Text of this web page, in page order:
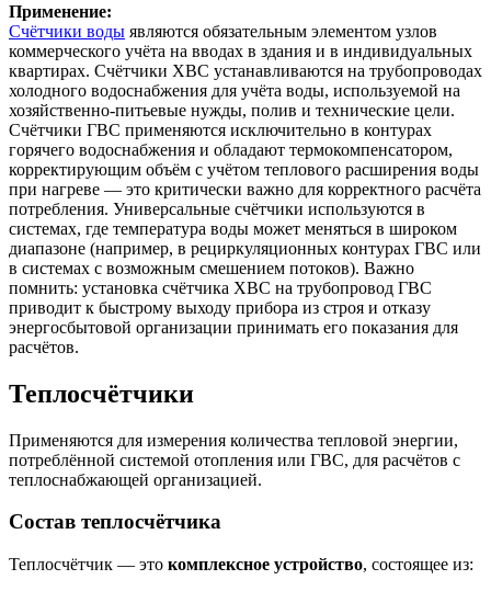
Применение:
Счётчики воды являются обязательным элементом узлов
коммерческого учёта на вводах в здания и в индивидуальных
квартирах. Счётчики ХВС устанавливаются на трубопроводах
холодного водоснабжения для учёта воды, используемой на
хозяйственно-питьевые нужды, полив и технические цели.
Счётчики ГВС применяются исключительно в контурах
горячего водоснабжения и обладают термокомпенсатором,
корректирующим объём с учётом теплового расширения воды
при нагреве — это критически важно для корректного расчёта
потребления. Универсальные счётчики используются в
системах, где температура воды может меняться в широком
диапазоне (например, в рециркуляционных контурах ГВС или
в системах с возможным смешением потоков). Важно
помнить: установка счётчика ХВС на трубопровод ГВС
приводит к быстрому выходу прибора из строя и отказу
энергосбытовой организации принимать его показания для
расчётов.
Теплосчётчики
Применяются для измерения количества тепловой энергии,
потреблённой системой отопления или ГВС, для расчётов с
теплоснабжающей организацией.
Состав теплосчётчика
Теплосчётчик — это комплексное устройство, состоящее из: